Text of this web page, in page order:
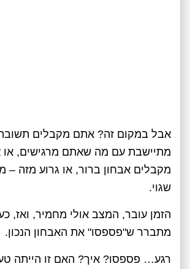
אבל במקום זה? אתם מקבלים
מתיישבת עם מה שאתם מרגישים, או
מקבלים אבחון ברור, או גרוע מזה –
שגוי.
הזמן עובר, המצב אולי מחמיר, ואז,
מתברר ש"פספסו" את האבחון הנכון.
רגע… פספסו? איך? האם זו הייתה